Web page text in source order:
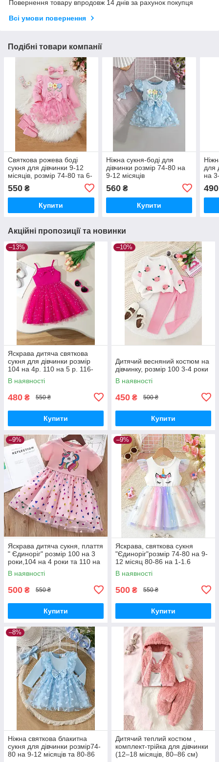
Повернення товару впродовж 14 днів за рахунок покупця
Всі умови повернення
Подібні товари компанії
Святкова рожева боді
сукня для дівчинки 9-12
місяців, розмір 74-80 та 6-
550 ₴
Купити
Ніжна сукня-боді для
дівчинки розмір 74-80 на
9-12 місяців
560₴
Купити
для
на
490
Акційні пропозиції та новинки
–13%
Яскрава дитяча святкова
сукня для дівчинки розмір
104 на 4р. 110 на 5 р. 116-
122 на 6-7р.
В наявності
480 ₴ 550 ₴
Купити
–10%
Дитячий весняний костюм на
дівчинку, розмір 100 3-4 роки
В наявності
450 ₴ 500 ₴
Купити
–9%
Яскрава дитяча сукня, плаття
" Єдиноріг" розмір 100 на 3
роки,104 на 4 роки та 110 на
5 років
В наявності
500 ₴ 550 ₴
Купити
–9%
Яскрава, святкова сукня
"Єдиноріг"розмір 74-80 на 9-
12 місяц 80-86 на 1-1.6
років,розмір 86-92 на 1.6-2
роки та 92-98 на 2-3 роки
В наявності
500 ₴ 550 ₴
Купити
–8%
Ніжна святкова блакитна
сукня для дівчинки розмір74-
80 на 9-12 місяців та 80-86
Дитячий теплий костюм ,
комплект-трійка для дівчинки
(12–18 місяців, 80–86 см)